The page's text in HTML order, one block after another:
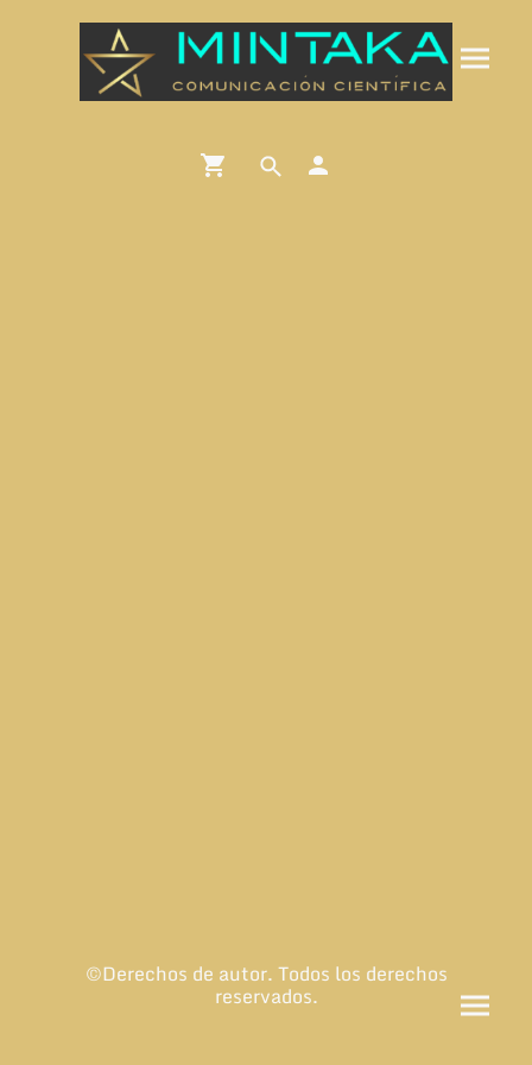
©Derechos de autor. Todos los derechos
reservados.